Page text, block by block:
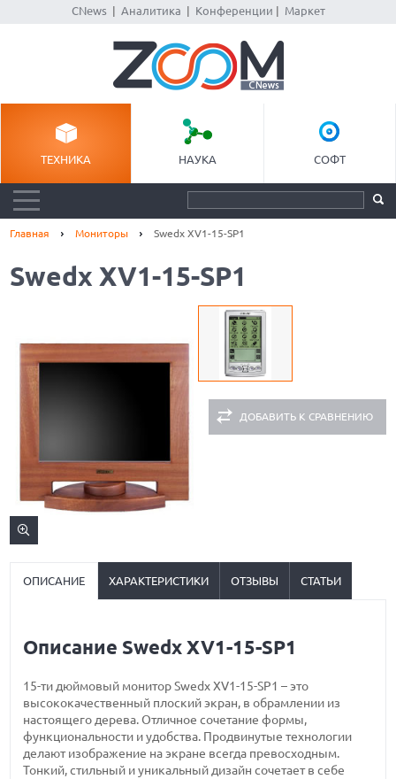
CNews| Аналитика Конференции Маркет
ТЕХНИКА НАУКА СОФТ
Главная Мониторы Swedx XV1-15-SP1
Swedx XV1-15-SP1
ДОБАВИТЬ К СРАВНЕНИЮ
ОПИСАНИЕ ХАРАКТЕРИСТИКИ ОТЗЫВЫ СТАТЬИ
Описание Swedx XV1-15-SP1
15-ти дюймовый монитор Swedx XV1-15-SP1 – это
высококачественный плоский экран, в обрамлении из
настоящего дерева. Отличное сочетание формы,
функциональности и удобства. Продвинутые технологии
делают изображение на экране всегда превосходным.
Тонкий, стильный и уникальный дизайн сочетает в себе